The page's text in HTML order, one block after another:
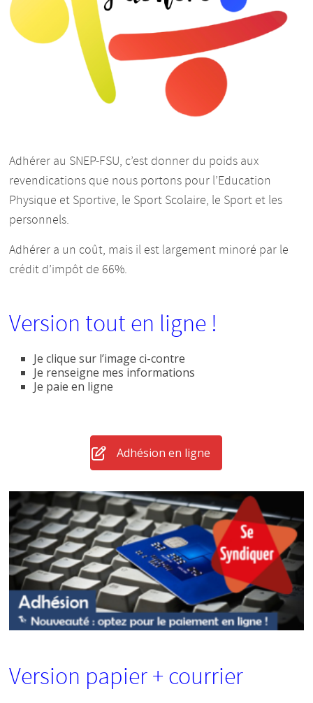
Adhérer au SNEP-FSU, c’est donner du poids aux
revendications que nous portons pour l’Education
Physique et Sportive, le Sport Scolaire, le Sport et les
personnels.
Adhérer a un coût, mais il est largement minoré par le
crédit d’impôt de 66%.
Version tout en ligne !
Je clique sur l’image ci-contre
Je renseigne mes informations
Je paie en ligne
Adhésion en ligne
Version papier + courrier